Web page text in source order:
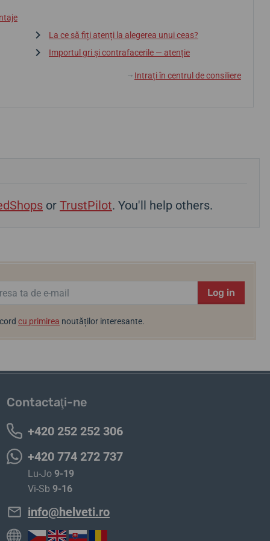
La ce să fiți atenți la alegerea unui ceas?
Importul gri și contrafacerile — atenție
↓ Intrați în centrul de consiliere
or TrustPilot. You'll help others.
Log in
cu primirea noutăților interesante.
Contactaţi-ne
+420 252 252 306
+420 774 272 737
Lu-Jo 9-19
Vi-Sb 9-16
info@helveti.ro